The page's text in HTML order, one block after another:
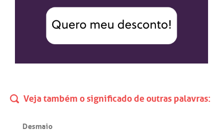
Veja também o significado de outras palavras:
Desmaio